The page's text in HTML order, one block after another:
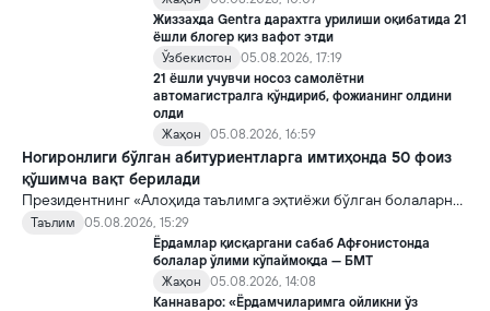
Жиззахда Gentra дарахтга урилиши оқибатида 21
ёшли блогер қиз вафот этди
Ўзбекистон
05.08.2026, 17:19
21 ёшли учувчи носоз самолётни
автомагистралга қўндириб, фожианинг олдини
олди
Жаҳон
05.08.2026, 16:59
Ногиронлиги бўлган абитуриентларга имтиҳонда 50 фоиз
қўшимча вақт берилади
Президентнинг «Алоҳида таълимга эҳтиёжи бўлган болаларни
таълим ва ижтимоий хизматлар билан қамраб олиш тизимини
такомиллаштириш бўйича қўшимча чора-тадбирлар
тўғрисида»ги қарори билан инклюзив таълим соҳасида қатор
янги механизмлар жорий этилади.
Таълим
05.08.2026, 15:29
Ёрдамлар қисқаргани сабаб Афғонистонда
болалар ўлими кўпаймоқда — БМТ
Жаҳон
05.08.2026, 14:08
Каннаваро: «Ёрдамчиларимга ойликни ўз